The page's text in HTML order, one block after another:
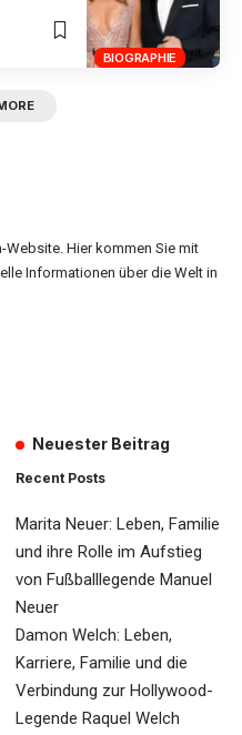
BIOGRAPHIE
Hier kommen Sie mit
Informationen über die Welt in
Neuester Beitrag
Recent Posts
Marita Neuer: Leben, Familie
und ihre Rolle im Aufstieg
von Fußballlegende Manuel
Neuer
Damon Welch: Leben,
Karriere, Familie und die
Verbindung zur Hollywood-
Legende Raquel Welch